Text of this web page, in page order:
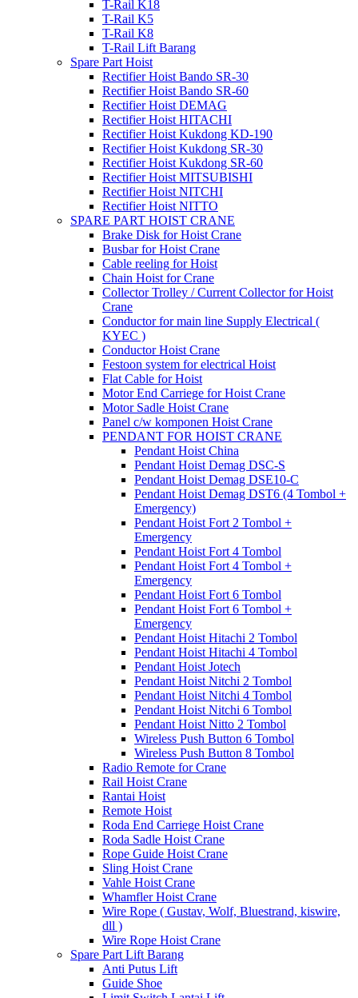
T-Rail K18
T-Rail K5
T-Rail K8
T-Rail Lift Barang
Spare Part Hoist
Rectifier Hoist Bando SR-30
Rectifier Hoist Bando SR-60
Rectifier Hoist DEMAG
Rectifier Hoist HITACHI
Rectifier Hoist Kukdong KD-190
Rectifier Hoist Kukdong SR-30
Rectifier Hoist Kukdong SR-60
Rectifier Hoist MITSUBISHI
Rectifier Hoist NITCHI
Rectifier Hoist NITTO
SPARE PART HOIST CRANE
Brake Disk for Hoist Crane
Busbar for Hoist Crane
Cable reeling for Hoist
Chain Hoist for Crane
Collector Trolley / Current Collector for Hoist
Crane
Conductor for main line Supply Electrical (
KYEC )
Conductor Hoist Crane
Festoon system for electrical Hoist
Flat Cable for Hoist
Motor End Carriege for Hoist Crane
Motor Sadle Hoist Crane
Panel c/w komponen Hoist Crane
PENDANT FOR HOIST CRANE
Pendant Hoist China
Pendant Hoist Demag DSC-S
Pendant Hoist Demag DSE10-C
Pendant Hoist Demag DST6 (4 Tombol +
Emergency)
Pendant Hoist Fort 2 Tombol +
Emergency
Pendant Hoist Fort 4 Tombol
Pendant Hoist Fort 4 Tombol +
Emergency
Pendant Hoist Fort 6 Tombol
Pendant Hoist Fort 6 Tombol +
Emergency
Pendant Hoist Hitachi 2 Tombol
Pendant Hoist Hitachi 4 Tombol
Pendant Hoist Jotech
Pendant Hoist Nitchi 2 Tombol
Pendant Hoist Nitchi 4 Tombol
Pendant Hoist Nitchi 6 Tombol
Pendant Hoist Nitto 2 Tombol
Wireless Push Button 6 Tombol
Wireless Push Button 8 Tombol
Radio Remote for Crane
Rail Hoist Crane
Rantai Hoist
Remote Hoist
Roda End Carriege Hoist Crane
Roda Sadle Hoist Crane
Rope Guide Hoist Crane
Sling Hoist Crane
Vahle Hoist Crane
Whamfler Hoist Crane
Wire Rope ( Gustav, Wolf, Bluestrand, kiswire,
dll )
Wire Rope Hoist Crane
Spare Part Lift Barang
Anti Putus Lift
Guide Shoe